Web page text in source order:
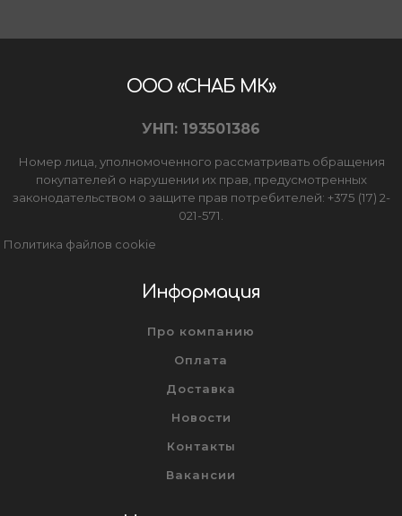
ООО «СНАБ МК»
УНП: 193501386
Номер лица, уполномоченного рассматривать обращения
покупателей о нарушении их прав, предусмотренных
законодательством о защите прав потребителей: +375 (17) 2-
021-571.
Политика файлов cookie
Информация
Про компанию
Оплата
Доставка
Новости
Контакты
Вакансии